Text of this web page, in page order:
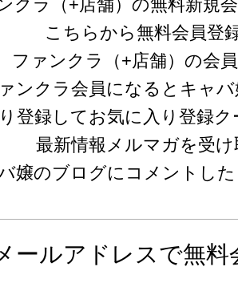
クラ（+店舗）の無料新規
こちらから無料会員登
ファンクラ（+店舗）の会
ンクラ会員になるとキャ
登録してお気に入り登録
最新情報メルマガを受
嬢のブログにコメントし
ールアドレスで無料